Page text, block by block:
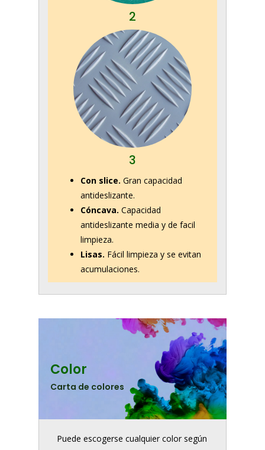
2
3
Con slice. Gran capacidad
antideslizante.
Cóncava. Capacidad
antideslizante media y de facil
limpieza.
Lisas. Fácil limpieza y se evitan
acumulaciones.
Color
Carta de colores
Puede escogerse cualquier color según